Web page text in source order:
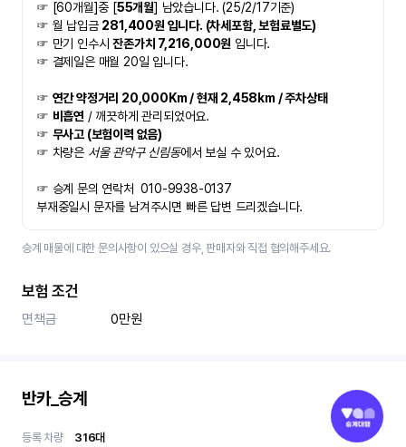
☞ [60개월]중 [55개월] 남았습니다. (25/2/17기준)
☞ 월 납입금 281,400원 입니다. (차세포함, 보험료별도)
☞ 만기 인수시 잔존가치 7,216,000원 입니다.
☞ 결제일은 매월 20일 입니다.
☞ 연간 약정거리 20,000Km / 현재 2,458km / 주차상태
☞ 비흡연 / 깨끗하게 관리되었어요.
☞ 무사고 (보험이력 없음)
☞ 차량은 서울 관악구 신림동에서 보실 수 있어요.
☞ 승계 문의 연락처  010-9938-0137
부재중일시 문자를 남겨주시면 빠른 답변 드리겠습니다.
승계 매물에 대한 문의사항이 있으실 경우, 판매자와 직접 협의해주세요.
보험 조건
면책금 0만원
반카_승계
등록 차량 316대